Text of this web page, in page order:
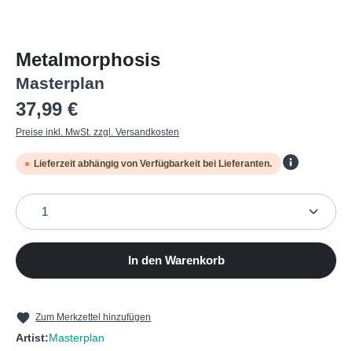
Metalmorphosis
Masterplan
Regulärer Preis:
37,99 €
Preise inkl. MwSt. zzgl. Versandkosten
Lieferzeit abhängig von Verfügbarkeit bei Lieferanten.
Produkt Anzahl: Gib den gewünschten Wert ein
In den Warenkorb
Zum Merkzettel hinzufügen
Artist:Masterplan